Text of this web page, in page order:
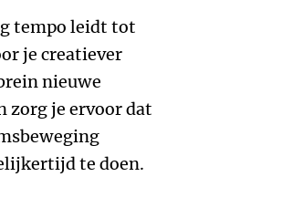
tempo leidt tot
je creatiever
nieuwe
zorg je ervoor dat
te doen.